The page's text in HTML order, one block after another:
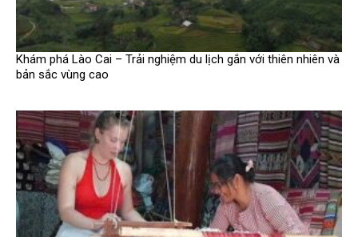
Khám phá Lào Cai – Trải nghiệm du lịch gắn với thiên nhiên và
bản sắc vùng cao